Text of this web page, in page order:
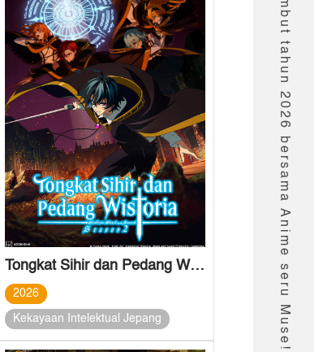
Tongkat Sihir dan Pedang Wistoria
2026
Kekayaan Intelektual Jepang Sambut tahun 2026 bersama Anime seru Muse!